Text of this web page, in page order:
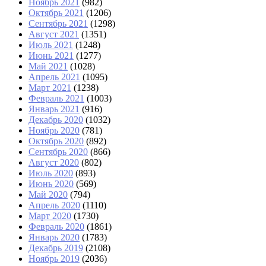
Ноябрь 2021
(982)
Октябрь 2021 (1206)
Сентябрь 2021 (1298)
Август 2021 (1351)
Июль 2021 (1248)
Июнь 2021 (1277)
Май 2021 (1028)
Апрель 2021 (1095)
Март 2021 (1238)
Февраль 2021 (1003)
Январь 2021 (916)
Декабрь 2020 (1032)
Ноябрь 2020 (781)
Октябрь 2020 (892)
Сентябрь 2020 (866)
Август 2020 (802)
Июль 2020 (893)
Июнь 2020 (569)
Май 2020 (794)
Апрель 2020 (1110)
Март 2020 (1730)
Февраль 2020 (1861)
Январь 2020 (1783)
Декабрь 2019 (2108)
Ноябрь 2019 (2036)